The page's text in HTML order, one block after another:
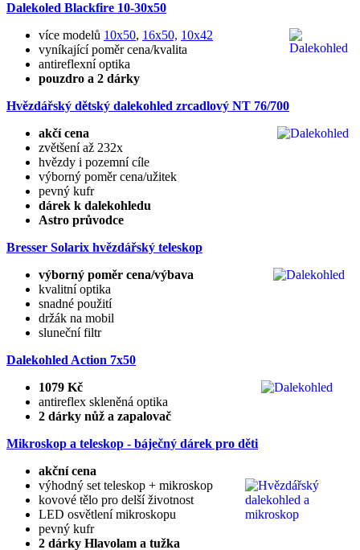
Dalekoled Blackfire 10-30x50
více modelů 10x50, 16x50, 10x42
vyníkající poměr cena/kvalita
antireflexní optika
pouzdro a 2 dárky
Hvězdářský dětský dalekohled zrcadlový NT 76/700
akčí cena
zvětšení až 232x
hvězdy i pozemní cíle
výborný poměr cena/užitek
pevný kufr
dárek k dalekohledu
Astro průvodce
Bresser Solarix hvězdářský teleskop
výborný poměr cena/výbava
kvalitní optika
snadné použití
držák na mobil
sluneční filtr
Dalekohled Action 7x50
1079 Kč
antireflex skleněná optika
2 dárky nůž a zapalovač
Mikroskop a teleskop - báječný dárek pro děti
akční cena
výhodný set teleskop + mikroskop
kovové tělo pro delší životnost
LED osvětlení mikroskopu
pevný kufr
2 dárky Hlavolam a tužka